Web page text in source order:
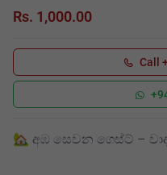
Rs. 1,000.00
Call
🏡 අඹ සෙවන ගෙස්ට් –